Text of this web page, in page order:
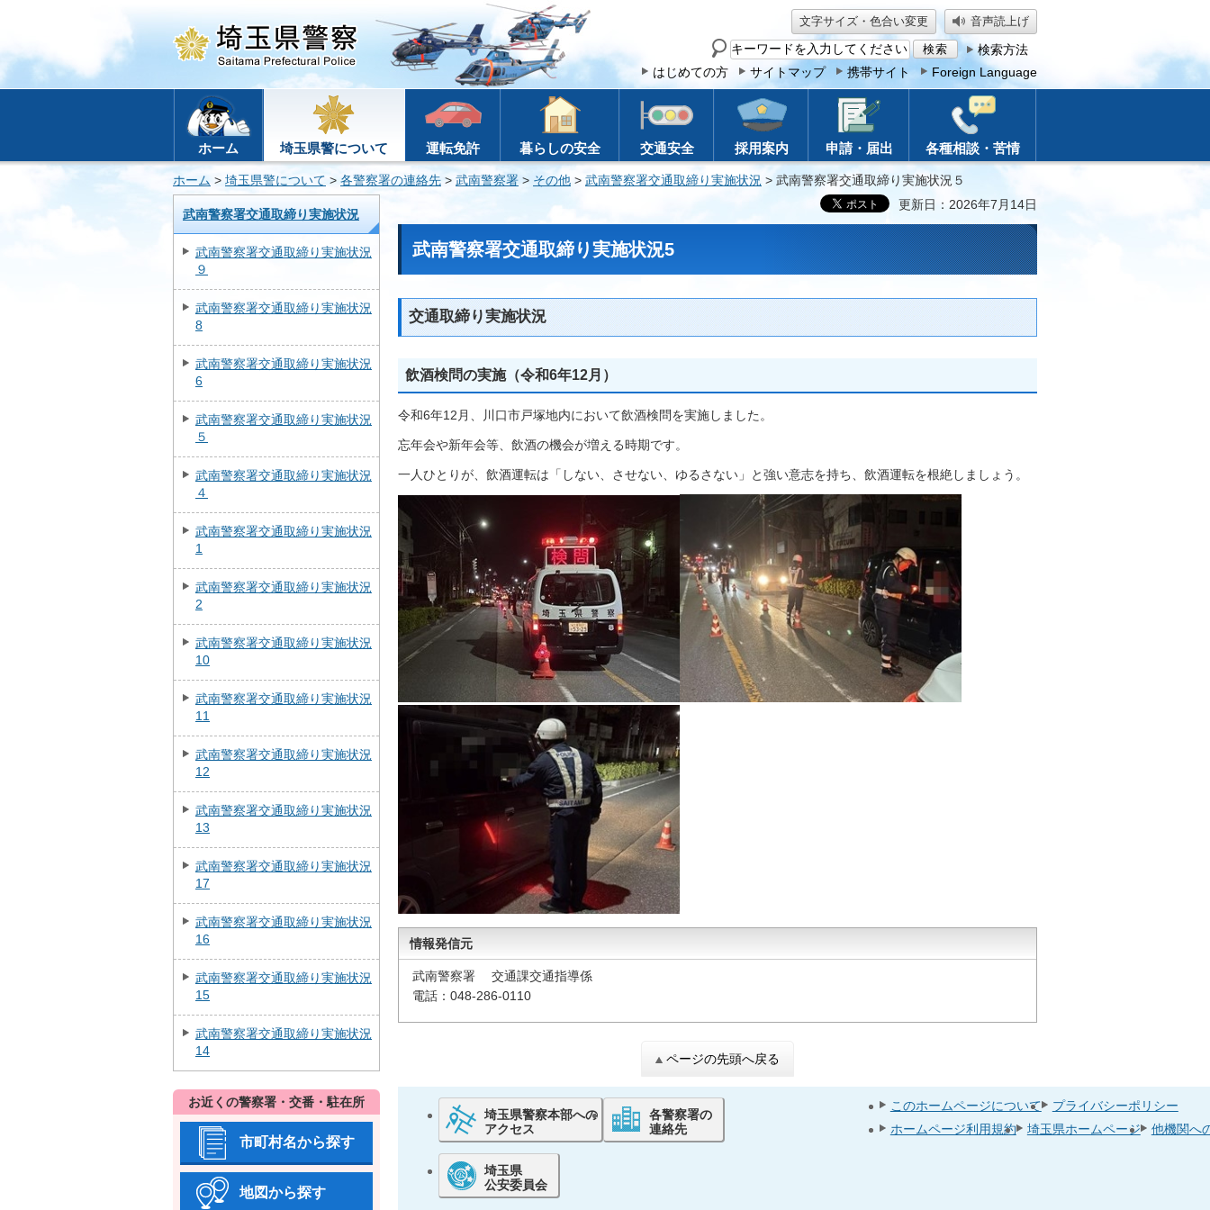
文字サイズ・色合い変更 音声読上げ
サ
イ
ト
検索方法
はじめての方
サイトマップ 携帯サイト Foreign Language
ホーム 埼玉県警について 運転免許 暮らしの安全 交通安全 採用案内 申請・届出 各種相談・苦情
ホーム > 埼玉県警について > 各警察署の連絡先 > 武南警察署 > その他 > 武南警察署交通取締り実施状況 > 武南警察署交通取締り実施状況５
武南警察署交通取締り実施状況
武南警察署交通取締り実施状況
９
武南警察署交通取締り実施状況
8
武南警察署交通取締り実施状況
6
武南警察署交通取締り実施状況
５
武南警察署交通取締り実施状況
４
武南警察署交通取締り実施状況
1
武南警察署交通取締り実施状況
2
武南警察署交通取締り実施状況
10
武南警察署交通取締り実施状況
11
武南警察署交通取締り実施状況
12
武南警察署交通取締り実施状況
13
武南警察署交通取締り実施状況
17
武南警察署交通取締り実施状況
16
武南警察署交通取締り実施状況
15
武南警察署交通取締り実施状況
14
お近くの警察署・交番・駐在所
市町村名から探す
地図から探す
更新日：2026年7月14日
武南警察署交通取締り実施状況5
交通取締り実施状況
飲酒検問の実施（令和6年12月）
令和6年12月、川口市戸塚地内において飲酒検問を実施しました。
忘年会や新年会等、飲酒の機会が増える時期です。
一人ひとりが、飲酒運転は「しない、させない、ゆるさない」と強い意志を持ち、飲酒運転を根絶しましょう。
情報発信元
武南警察署 交通課交通指導係
電話：048-286-0110
ページの先頭へ戻る
埼玉県警察本部への
アクセス
各警察署の
連絡先
埼玉県
公安委員会
このホームページについて
プライバシーポリシー
ホームページ利用規約
埼玉県ホームページ 他機関へ